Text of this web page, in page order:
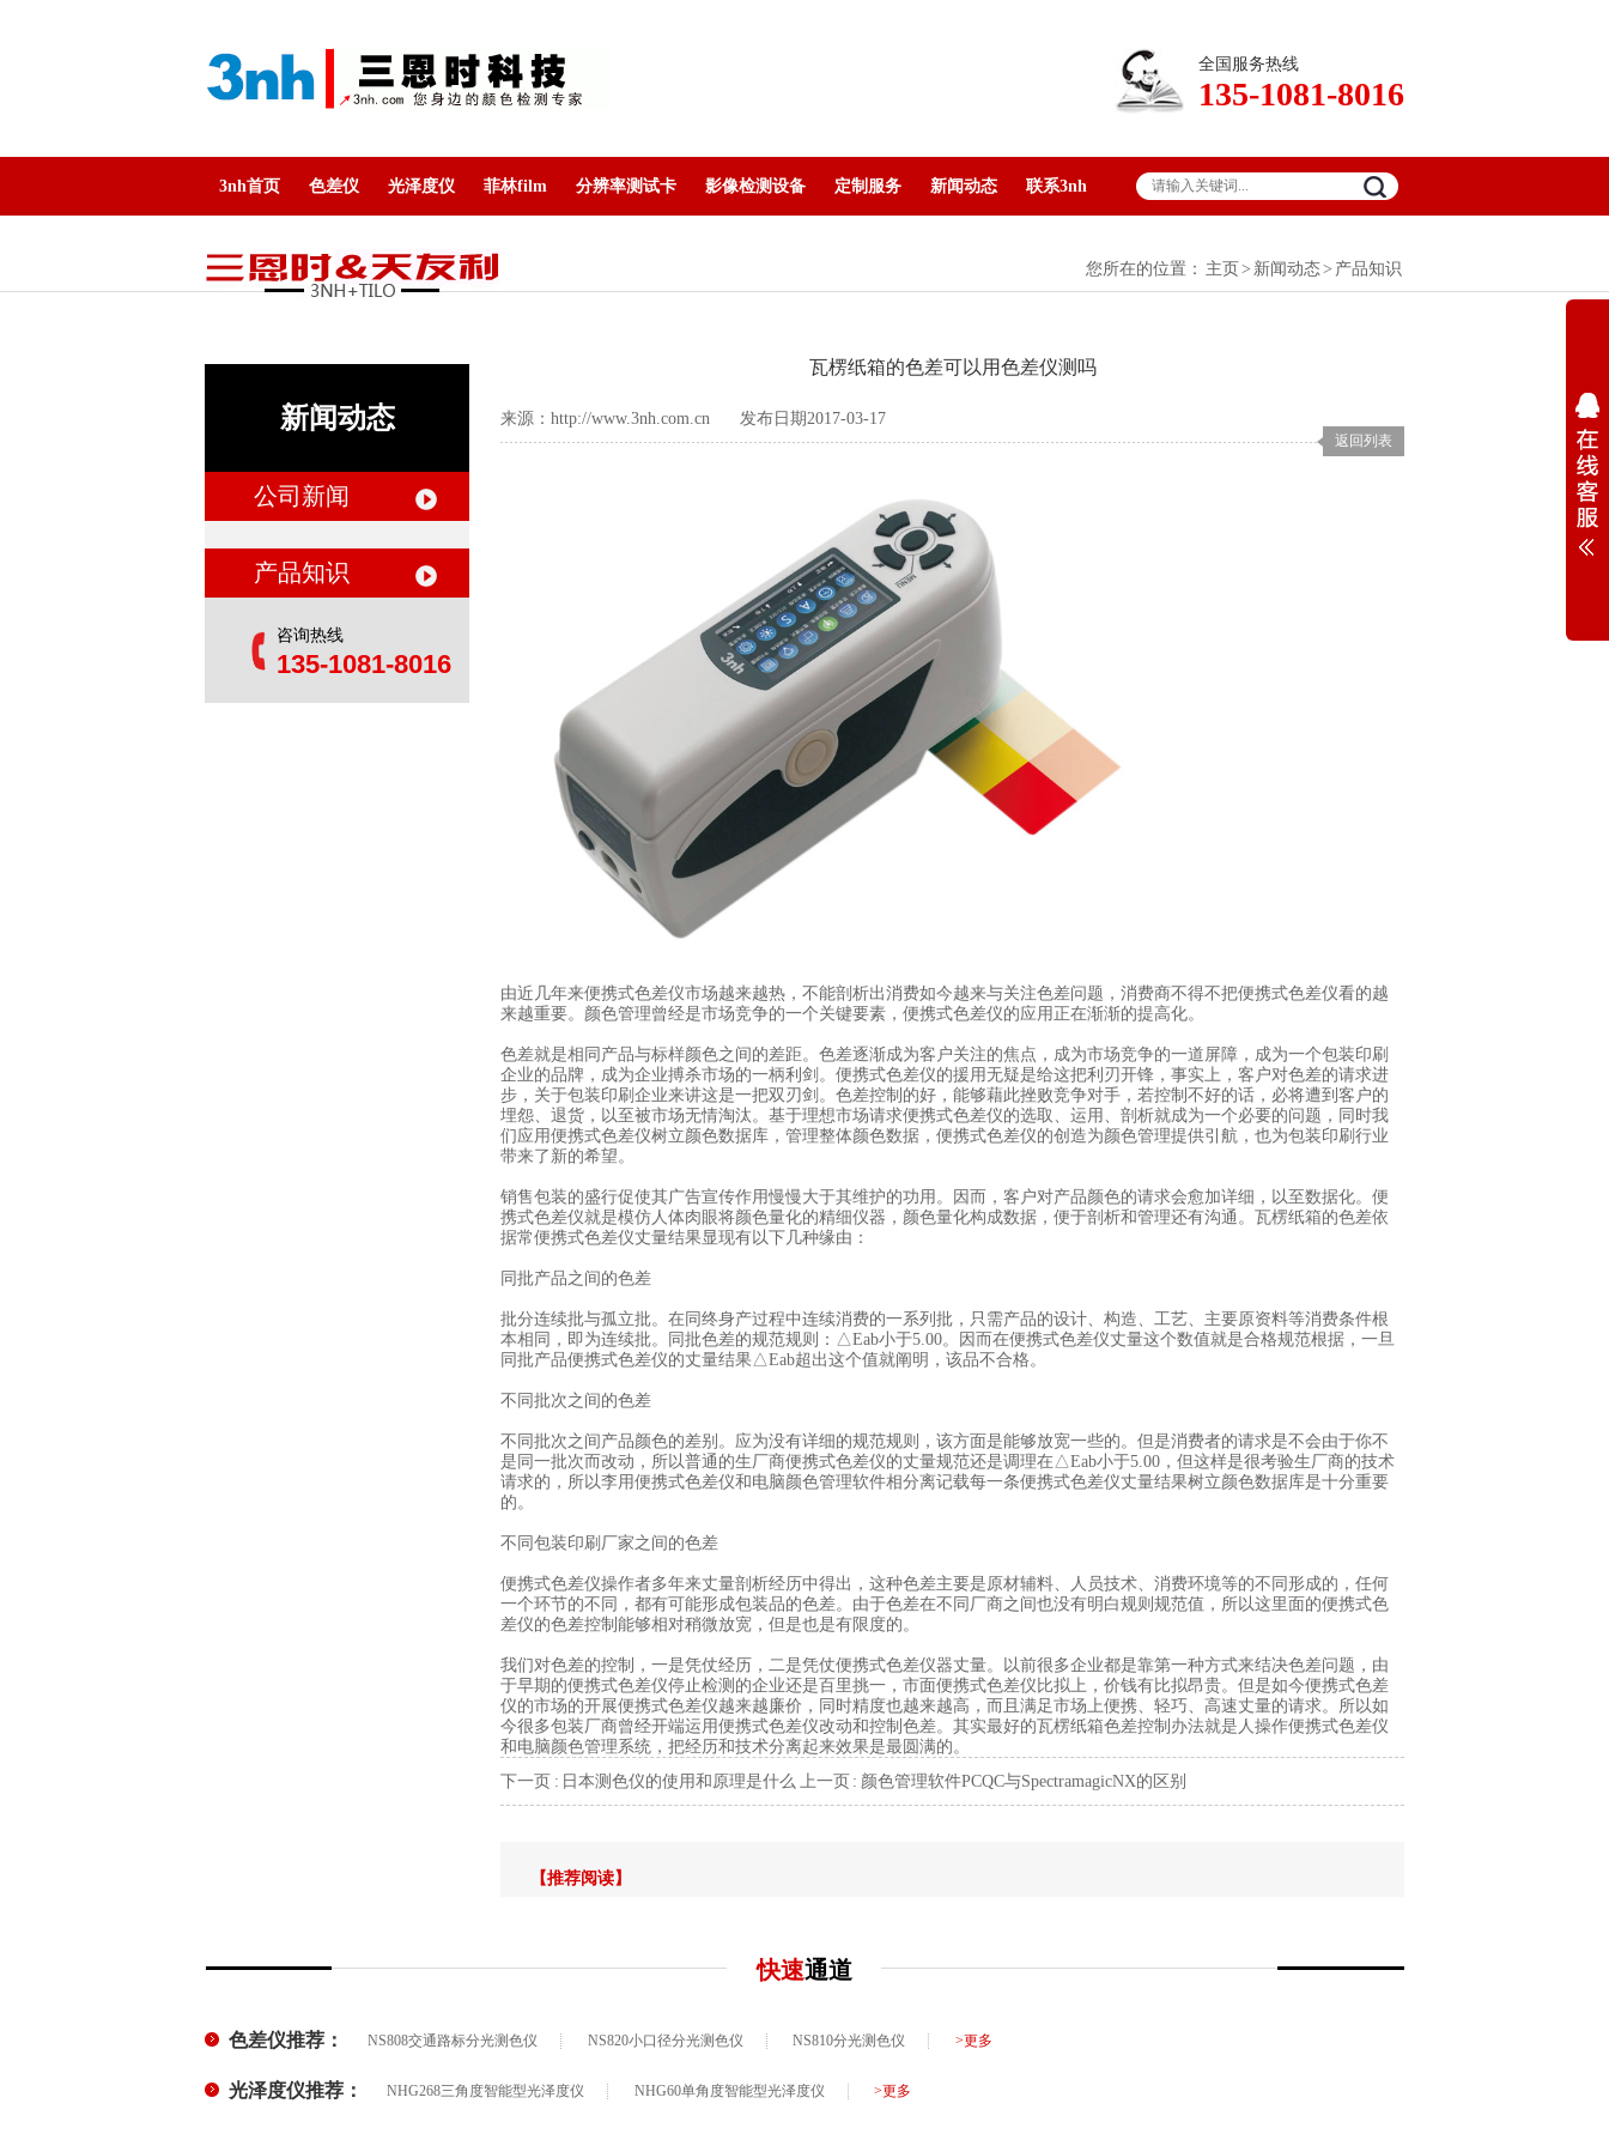
全国服务热线
135-1081-8016
3nh首页 色差仪 光泽度仪 菲林film 分辨率测试卡 影像检测设备 定制服务 新闻动态 联系3nh
您所在的位置： 主页 > 新闻动态> 产品知识
新闻动态
公司新闻
产品知识
咨询热线
135-1081-8016
瓦楞纸箱的色差可以用色差仪测吗
返回列表
来源： http://www.3nh.com.cn 发布日期2017-03-17
由近几年来便携式色差仪市场越来越热，不能剖析出消费如今越来与关注色差问题，消费商不得不把便携式色差仪看的越
来越重要。颜色管理曾经是市场竞争的一个关键要素，便携式色差仪的应用正在渐渐的提高化。
色差就是相同产品与标样颜色之间的差距。色差逐渐成为客户关注的焦点，成为市场竞争的一道屏障，成为一个包装印刷
企业的品牌，成为企业搏杀市场的一柄利剑。便携式色差仪的援用无疑是给这把利刃开锋，事实上，客户对色差的请求进
步，关于包装印刷企业来讲这是一把双刃剑。色差控制的好，能够藉此挫败竞争对手，若控制不好的话，必将遭到客户的
埋怨、退货，以至被市场无情淘汰。基于理想市场请求便携式色差仪的选取、运用、剖析就成为一个必要的问题，同时我
们应用便携式色差仪树立颜色数据库，管理整体颜色数据，便携式色差仪的创造为颜色管理提供引航，也为包装印刷行业
带来了新的希望。
销售包装的盛行促使其广告宣传作用慢慢大于其维护的功用。因而，客户对产品颜色的请求会愈加详细，以至数据化。便
携式色差仪就是模仿人体肉眼将颜色量化的精细仪器，颜色量化构成数据，便于剖析和管理还有沟通。瓦楞纸箱的色差依
据常便携式色差仪丈量结果显现有以下几种缘由：
同批产品之间的色差
批分连续批与孤立批。在同终身产过程中连续消费的一系列批，只需产品的设计、构造、工艺、主要原资料等消费条件根
本相同，即为连续批。同批色差的规范规则：△Eab小于5.00。因而在便携式色差仪丈量这个数值就是合格规范根据，一旦
同批产品便携式色差仪的丈量结果△Eab超出这个值就阐明，该品不合格。
不同批次之间的色差
不同批次之间产品颜色的差别。应为没有详细的规范规则，该方面是能够放宽一些的。但是消费者的请求是不会由于你不
是同一批次而改动，所以普通的生厂商便携式色差仪的丈量规范还是调理在△Eab小于5.00，但这样是很考验生厂商的技术
请求的，所以李用便携式色差仪和电脑颜色管理软件相分离记载每一条便携式色差仪丈量结果树立颜色数据库是十分重要
的。
不同包装印刷厂家之间的色差
便携式色差仪操作者多年来丈量剖析经历中得出，这种色差主要是原材辅料、人员技术、消费环境等的不同形成的，任何
一个环节的不同，都有可能形成包装品的色差。由于色差在不同厂商之间也没有明白规则规范值，所以这里面的便携式色
差仪的色差控制能够相对稍微放宽，但是也是有限度的。
我们对色差的控制，一是凭仗经历，二是凭仗便携式色差仪器丈量。以前很多企业都是靠第一种方式来结决色差问题，由
于早期的便携式色差仪停止检测的企业还是百里挑一，市面便携式色差仪比拟上，价钱有比拟昂贵。但是如今便携式色差
仪的市场的开展便携式色差仪越来越廉价，同时精度也越来越高，而且满足市场上便携、轻巧、高速丈量的请求。所以如
今很多包装厂商曾经开端运用便携式色差仪改动和控制色差。其实最好的瓦楞纸箱色差控制办法就是人操作便携式色差仪
和电脑颜色管理系统，把经历和技术分离起来效果是最圆满的。
下一页 : 日本测色仪的使用和原理是什么 上一页 : 颜色管理软件PCQC与SpectramagicNX的区别
【推荐阅读】
快速通道
色差仪推荐： NS808交通路标分光测色仪 NS820小口径分光测色仪 NS810分光测色仪 >更多
光泽度仪推荐： NHG268三角度智能型光泽度仪 NHG60单角度智能型光泽度仪 >更多